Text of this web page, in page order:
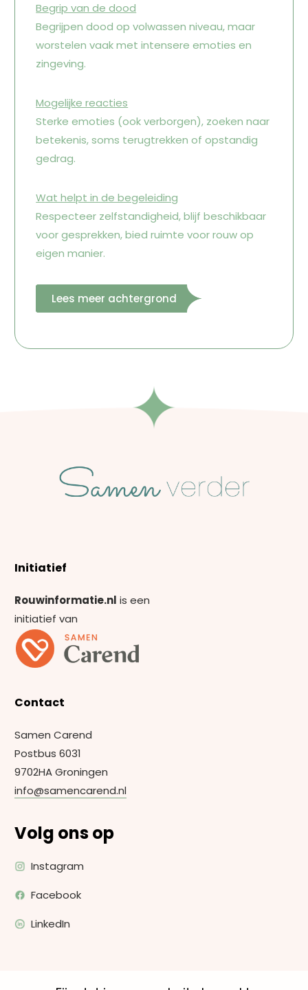
Begrip van de dood
Begrijpen dood op volwassen niveau, maar
worstelen vaak met intensere emoties en
zingeving.
Mogelijke reacties
Sterke emoties (ook verborgen), zoeken naar
betekenis, soms terugtrekken of opstandig
gedrag.
Wat helpt in de begeleiding
Respecteer zelfstandigheid, blijf beschikbaar
voor gesprekken, bied ruimte voor rouw op
eigen manier.
Lees meer achtergrond
Initiatief
Rouwinformatie.nl is een
initiatief van
Contact
Samen Carend
Postbus 6031
9702HA Groningen
info@samencarend.nl
Volg ons op
Instagram
Facebook
LinkedIn